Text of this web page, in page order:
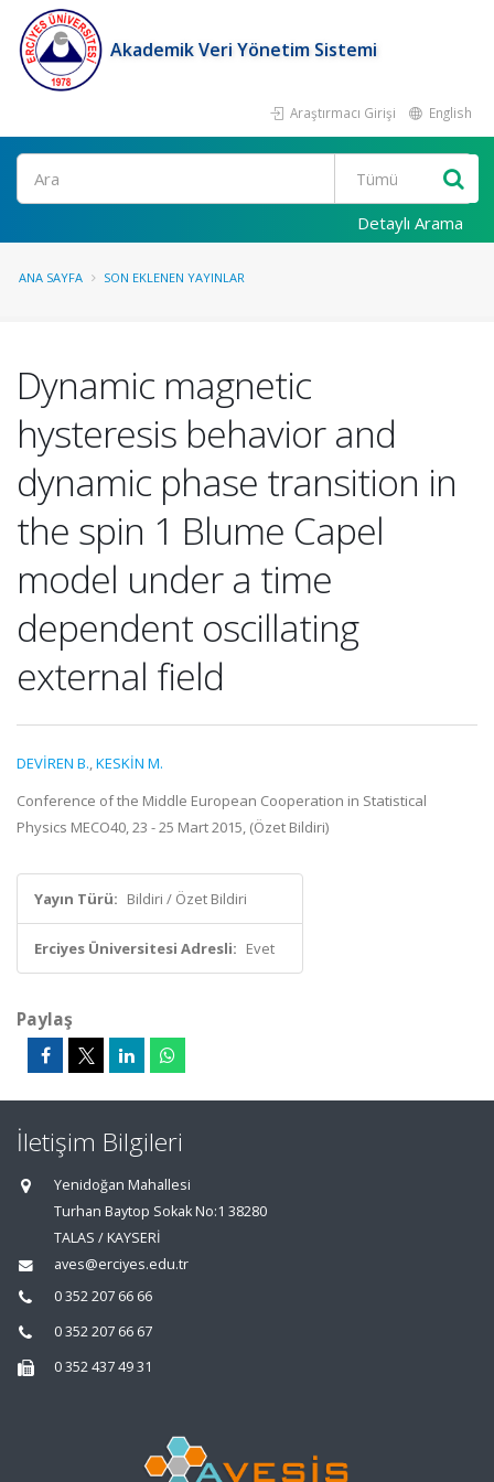
Akademik Veri Yönetim Sistemi
Araştırmacı Girişi English
Ara
Detaylı Arama
ANA SAYFA SON EKLENEN YAYINLAR
Dynamic magnetic
hysteresis behavior and
dynamic phase transition in
the spin 1 Blume Capel
model under a time
dependent oscillating
external field
DEVİREN B.,KESKİN M.
Conference of the Middle European Cooperation in Statistical
Physics MECO40, 23 - 25 Mart 2015, (Özet Bildiri)
Yayın Türü: Bildiri / Özet Bildiri
Erciyes Üniversitesi Adresli: Evet
Paylaş
İletişim Bilgileri
Yenidoğan Mahallesi
Turhan Baytop Sokak No:1 38280
TALAS / KAYSERİ
aves@erciyes.edu.tr
0 352 207 66 66
0 352 207 66 67
0 352 437 49 31